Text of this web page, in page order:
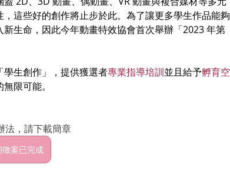
這些好的創作將止步於此。為了讓更多學生作品能夠
生命，因此今年動畫特效協會首次舉辦「2023 年第
生創作」，提供獲選者專業指導培訓並且給予孵育空
限可能。
法，請下載簡章
徵案已完成